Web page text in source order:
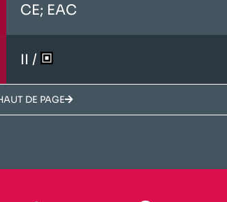
CE; EAC
II /
DE PAGE